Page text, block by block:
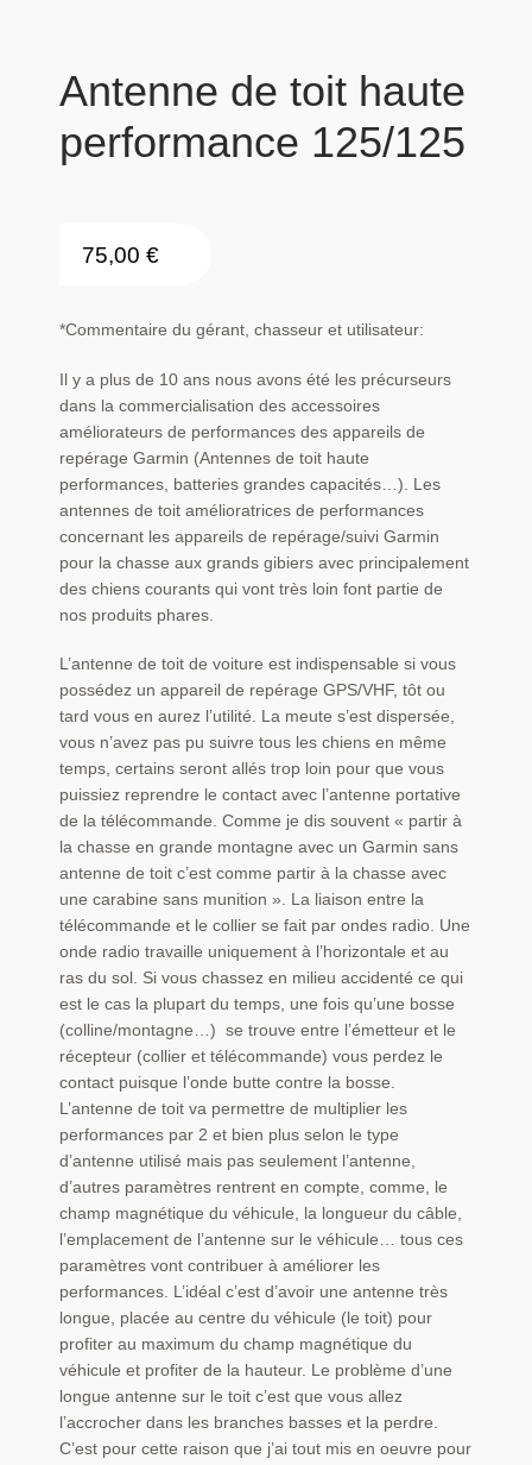
Antenne de toit haute
performance 125/125
75,00 €
*Commentaire du gérant, chasseur et utilisateur:
Il y a plus de 10 ans nous avons été les précurseurs
dans la commercialisation des accessoires
améliorateurs de performances des appareils de
repérage Garmin (Antennes de toit haute
performances, batteries grandes capacités…). Les
antennes de toit amélioratrices de performances
concernant les appareils de repérage/suivi Garmin
pour la chasse aux grands gibiers avec principalement
des chiens courants qui vont très loin font partie de
nos produits phares.
L’antenne de toit de voiture est indispensable si vous
possédez un appareil de repérage GPS/VHF, tôt ou
tard vous en aurez l’utilité. La meute s’est dispersée,
vous n’avez pas pu suivre tous les chiens en même
temps, certains seront allés trop loin pour que vous
puissiez reprendre le contact avec l’antenne portative
de la télécommande. Comme je dis souvent « partir à
la chasse en grande montagne avec un Garmin sans
antenne de toit c’est comme partir à la chasse avec
une carabine sans munition ». La liaison entre la
télécommande et le collier se fait par ondes radio. Une
onde radio travaille uniquement à l’horizontale et au
ras du sol. Si vous chassez en milieu accidenté ce qui
est le cas la plupart du temps, une fois qu’une bosse
(colline/montagne…) se trouve entre l’émetteur et le
récepteur (collier et télécommande) vous perdez le
contact puisque l’onde butte contre la bosse.
L’antenne de toit va permettre de multiplier les
performances par 2 et bien plus selon le type
d’antenne utilisé mais pas seulement l’antenne,
d’autres paramètres rentrent en compte, comme, le
champ magnétique du véhicule, la longueur du câble,
l’emplacement de l’antenne sur le véhicule… tous ces
paramètres vont contribuer à améliorer les
performances. L’idéal c’est d’avoir une antenne très
longue, placée au centre du véhicule (le toit) pour
profiter au maximum du champ magnétique du
véhicule et profiter de la hauteur. Le problème d’une
longue antenne sur le toit c’est que vous allez
l’accrocher dans les branches basses et la perdre.
C’est pour cette raison que j’ai tout mis en oeuvre pour